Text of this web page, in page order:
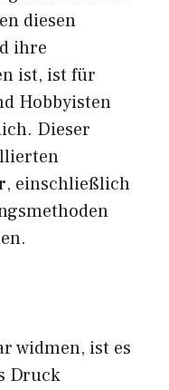
diesen
ihre
ist, ist für
Hobbyisten
Dieser
, einschließlich
widmen, ist es
Druck